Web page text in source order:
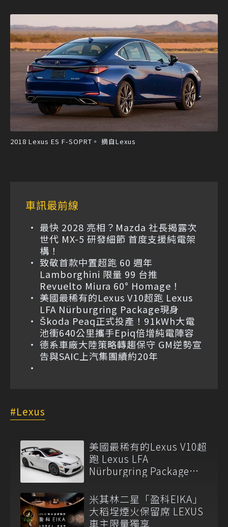
2018 Lexus ES F-SOPRT。 摘自Lexus
車訊最前線
最快 2028 亮相？Mazda 社長揭露次
世代 MX-5 研發細節 首度支援純電架
構！
致敬首款中置超跑 60 週年
Lamborghini 限量 99 台推
Revuelto Miura 60° Homage！
美國最稀有的Lexus V10超跑 Lexus
LFA Nürburgring Package現身
Škoda Peaq正式投產！91kWh大電
池衝640公里攜手Epiq倍增純電陣容
德系車廠大陸策略轉趨保守 GM逆勢宣
告與SAIC上汽集團續約20年
Lexus
美國最稀有的Lexus V10超
跑 Lexus LFA
Nürburgring Package現
米其林二星「盈科EIKA」
大稻埕煙火保留席 LEXUS
車主限量獨享